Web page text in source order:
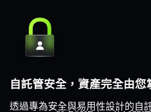
自託管安全，資產完全由您
透過專為安全與易用性設計的自